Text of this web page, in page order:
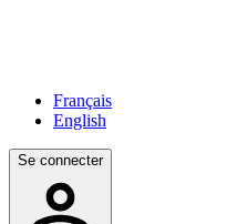
Français
English
Se connecter